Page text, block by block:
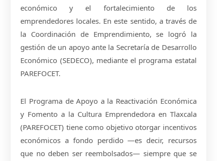
económico y el fortalecimiento de los
emprendedores locales. En este sentido, a través de
la Coordinación de Emprendimiento, se logró la
gestión de un apoyo ante la Secretaría de Desarrollo
Económico (SEDECO), mediante el programa estatal
PAREFOCET.
El Programa de Apoyo a la Reactivación Económica
y Fomento a la Cultura Emprendedora en Tlaxcala
(PAREFOCET) tiene como objetivo otorgar incentivos
económicos a fondo perdido —es decir, recursos
que no deben ser reembolsados— siempre que se